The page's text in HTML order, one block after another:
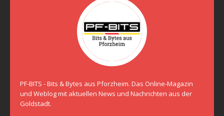
PF-BITS - Bits & Bytes aus Pforzheim. Das Online-Magazin
und Weblog mit aktuellen News und Nachrichten aus der
Goldstadt.